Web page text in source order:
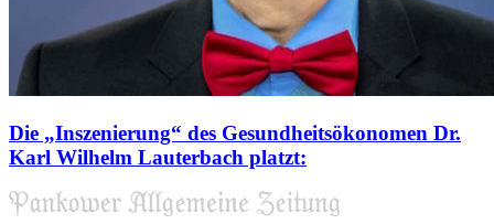
Die „Inszenierung“ des Gesundheitsökonomen Dr.
Karl Wilhelm Lauterbach platzt: